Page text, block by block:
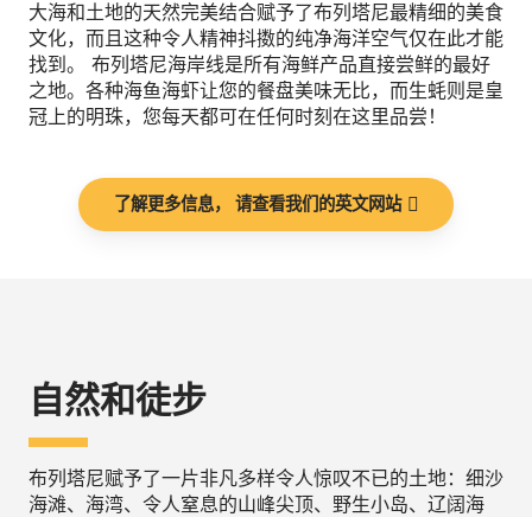
大海和土地的天然完美结合赋予了布列塔尼最精细的美食
文化，而且这种令人精神抖擞的纯净海洋空气仅在此才能
找到。 布列塔尼海岸线是所有海鲜产品直接尝鲜的最好
之地。各种海鱼海虾让您的餐盘美味无比，而生蚝则是皇
冠上的明珠，您每天都可在任何时刻在这里品尝！
了解更多信息， 请查看我们的英文网站
自然和徒步
布列塔尼赋予了一片非凡多样令人惊叹不已的土地：细沙
海滩、海湾、令人窒息的山峰尖顶、野生小岛、辽阔海